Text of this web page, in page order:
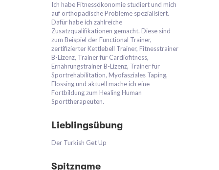
Ich habe Fitnessökonomie studiert und mich
auf orthopädische Probleme spezialisiert.
Dafür habe ich zahlreiche
Zusatzqualifikationen gemacht. Diese sind
zum Beispiel der Functional Trainer,
zertifizierter Kettlebell Trainer, Fitnesstrainer
B-Lizenz, Trainer für Cardiofitness,
Ernährungstrainer B-Lizenz, Trainer für
Sportrehabilitation, Myofasziales Taping,
Flossing und aktuell mache ich eine
Fortbildung zum Healing Human
Sporttherapeuten.
Lieblingsübung
Der Turkish Get Up
Spitzname